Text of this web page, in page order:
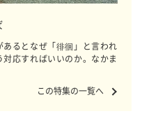
るとなぜ「徘徊」と言われ
応すればいいのか。なかま
この特集の一覧へ